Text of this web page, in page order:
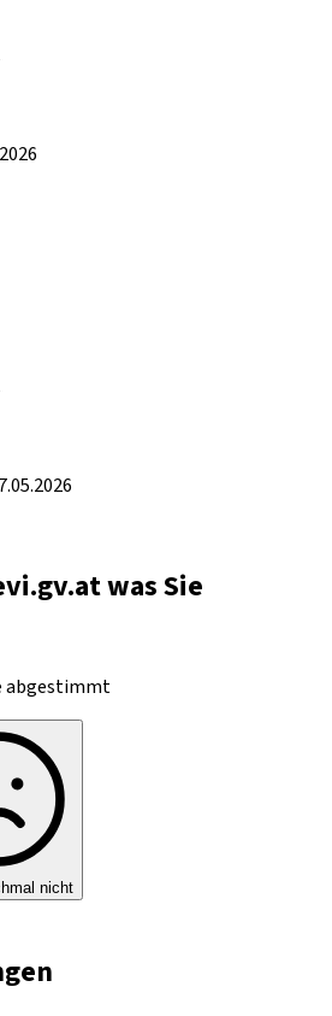
was Sie
abgestimmt
nicht